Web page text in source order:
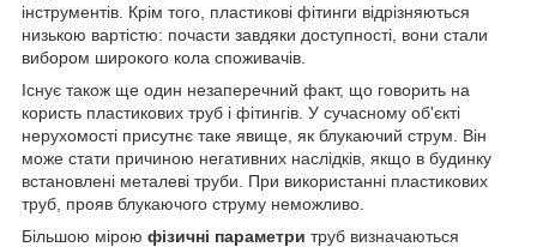
інструментів. Крім того, пластикові фітинги відрізняються
низькою вартістю: почасти завдяки доступності, вони стали
вибором широкого кола споживачів.
Існує також ще один незаперечний факт, що говорить на
користь пластикових труб і фітингів. У сучасному об'єкті
нерухомості присутнє таке явище, як блукаючий струм. Він
може стати причиною негативних наслідків, якщо в будинку
встановлені металеві труби. При використанні пластикових
труб, прояв блукаючого струму неможливо.
Більшою мірою фізичні параметри труб визначаються